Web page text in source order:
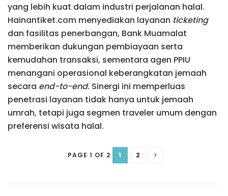
yang lebih kuat dalam industri perjalanan halal.
Hainantiket.com menyediakan layanan ticketing
dan fasilitas penerbangan, Bank Muamalat
memberikan dukungan pembiayaan serta
kemudahan transaksi, sementara agen PPIU
menangani operasional keberangkatan jemaah
secara end-to-end. Sinergi ini memperluas
penetrasi layanan tidak hanya untuk jemaah
umrah, tetapi juga segmen traveler umum dengan
preferensi wisata halal.
PAGE 1 OF 2 1 2